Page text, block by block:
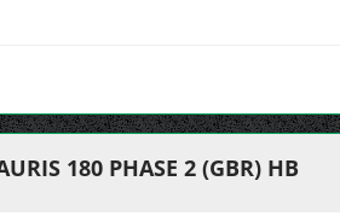
180 PHASE 2 (GBR) HB